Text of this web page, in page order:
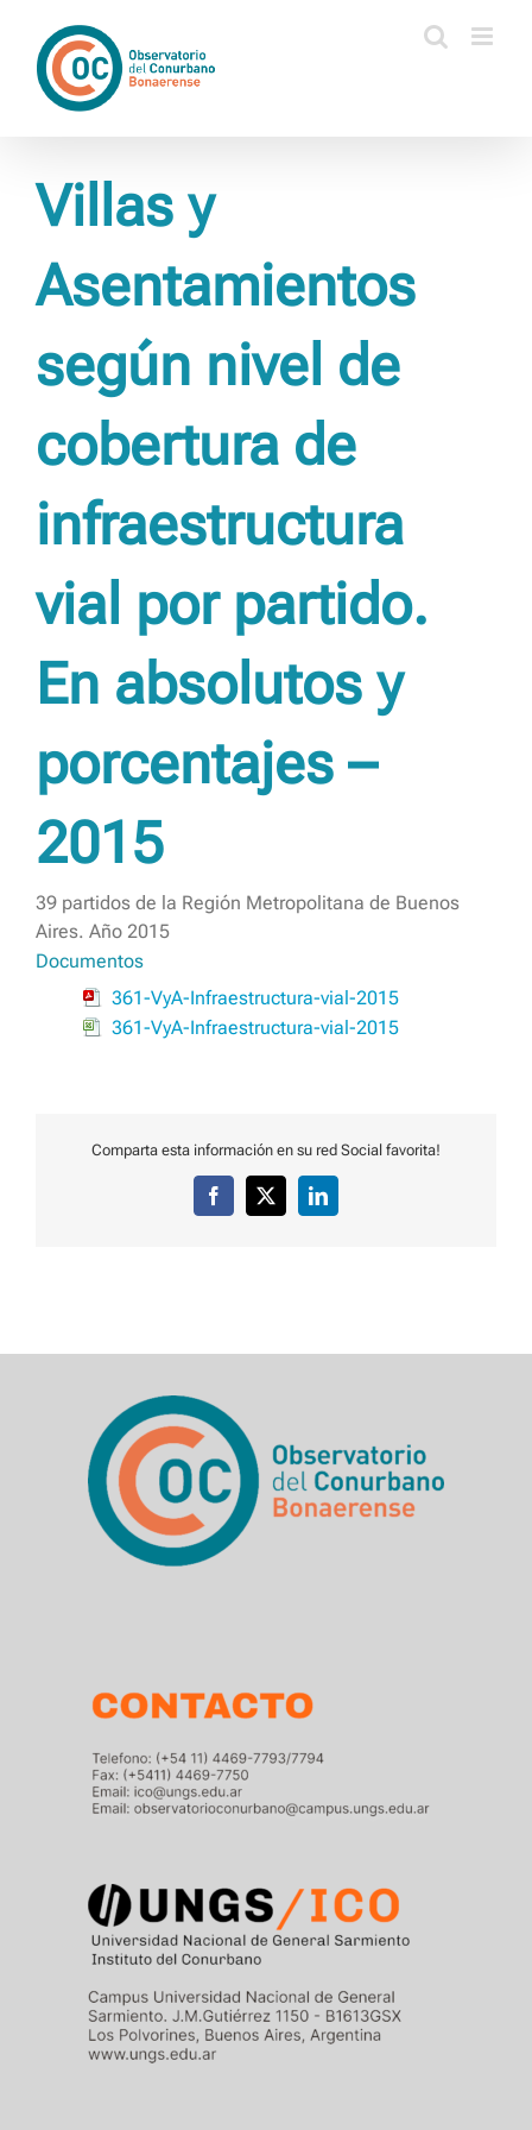
contenido
Villas y
Asentamientos
según nivel de
cobertura de
infraestructura
vial por partido.
En absolutos y
porcentajes –
2015
39 partidos de la Región Metropolitana de Buenos
Aires. Año 2015
Documentos
361-VyA-Infraestructura-vial-2015
361-VyA-Infraestructura-vial-2015
Comparta esta información en su red Social favorita!
Facebook
X LinkedIn